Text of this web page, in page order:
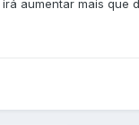
aumentar mais que